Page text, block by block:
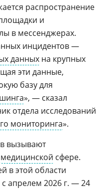
распространение
и
в мессенджерах.
инцидентов —
данных на крупных
эти данные,
базу для
», — сказал
отдела исследований
мониторинга».
вызывают
медицинской сфере.
в этой области
апрелем 2026 г. — 24